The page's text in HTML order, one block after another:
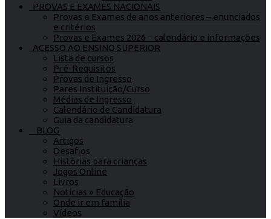
PROVAS E EXAMES NACIONAIS
Provas e Exames de anos anteriores – enunciados
e critérios
Provas e Exames 2026 – calendário e informações
ACESSO AO ENSINO SUPERIOR
Lista de cursos
Pré-Requisitos
Provas de Ingresso
Pares Instituição/Curso
Médias de Ingresso
Calendário de Candidatura
Guia da candidatura
BLOG
Artigos
Desafios
Histórias para crianças
Jogos Online
Livros
Notícias » Educação
Onde ir em família
Vídeos